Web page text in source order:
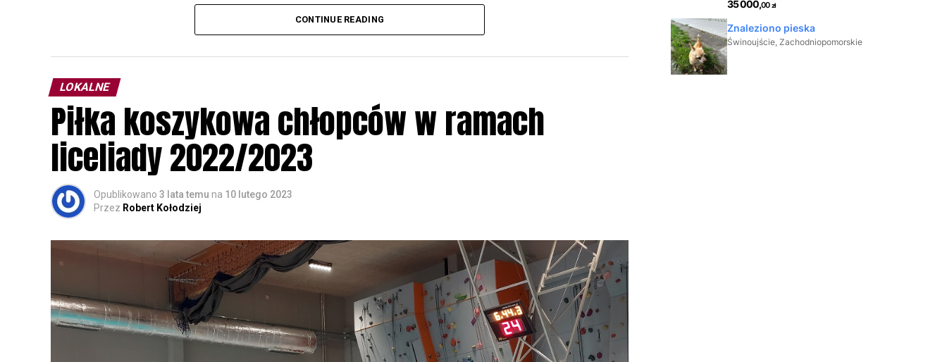
odbędzie się w dniach24 i 25 lutego 2023 r. wg harmonogramu przedstawionego na
Wszystkich uczestników zapraszamy do udziału w Akcji, włączenia się w aktywne
rozpoznawanie głosów sów i wymianę doświadczeń przy grillu.Na wydarzenie obowiązują
zapisy.
CONTINUE READING
LOKALNE
Piłka koszykowa chłopców w ramach
liceliady 2022/2023
Opublikowano 3 lata temu na 10 lutego 2023
Przez Robert Kołodziej